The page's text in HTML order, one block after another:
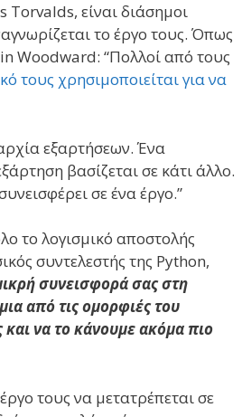
είναι διάσημοι
το έργο τους. Όπως
Woodward: “Πολλοί από τους
τους χρησιμοποιείται για να
εξαρτήσεων. Ένα
βασίζεται σε κάτι άλλο.
σε ένα έργο.”
το λογισμικό αποστολής
συντελεστής της Python,
συνεισφορά σας στη
από τις ομορφιές του
να το κάνουμε ακόμα πιο
τους να μετατρέπεται σε